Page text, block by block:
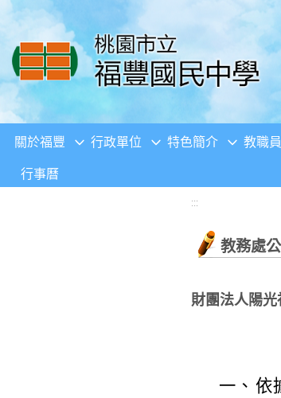
移至網頁之主要內容區位置
關於福豐 行政單位 特色簡介 教職
行事曆
:::
教務處
財團法人陽
一、 依